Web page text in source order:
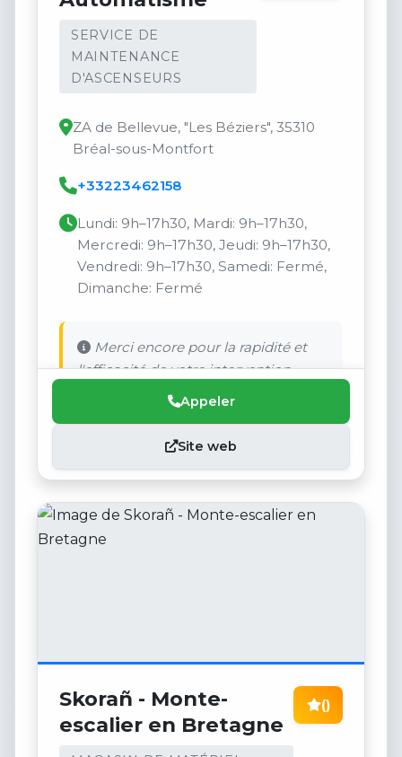
SERVICE DE
MAINTENANCE
D'ASCENSEURS
ZA de Bellevue, "Les Béziers", 35310
Bréal-sous-Montfort
+33223462158
Lundi: 9h–17h30, Mardi: 9h–17h30,
Mercredi: 9h–17h30, Jeudi: 9h–17h30,
Vendredi: 9h–17h30, Samedi: Fermé,
Dimanche: Fermé
Merci encore pour la rapidité et
l'efficacité de votre intervention.
Appeler
Site web
Skorañ - Monte-
escalier en Bretagne
()